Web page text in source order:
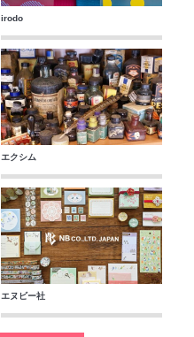
irodo
エクシム
エヌビー社